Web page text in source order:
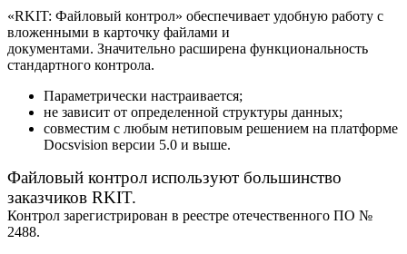
«RKIT: Файловый контрол» обеспечивает удобную работу с
вложенными в карточку файлами и
документами. Значительно расширена функциональность
стандартного контрола.
Параметрически настраивается;
не зависит от определенной структуры данных;
совместим с любым нетиповым решением на платформе
Docsvision версии 5.0 и выше.
Файловый контрол используют большинство
заказчиков RKIT.
Контрол зарегистрирован в реестре отечественного ПО №
2488.